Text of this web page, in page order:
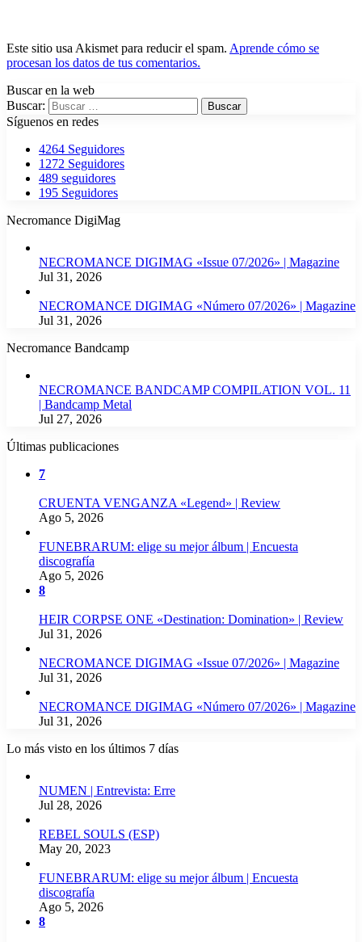
Este sitio usa Akismet para reducir el spam. Aprende cómo se
procesan los datos de tus comentarios.
Buscar en la web
Buscar:
Síguenos en redes
4264 Seguidores
1272 Seguidores
489 seguidores
195 Seguidores
Necromance DigiMag
NECROMANCE DIGIMAG «Issue 07/2026» | Magazine
Jul 31, 2026
NECROMANCE DIGIMAG «Número 07/2026» | Magazine
Jul 31, 2026
Necromance Bandcamp
NECROMANCE BANDCAMP COMPILATION VOL. 11
| Bandcamp Metal
Jul 27, 2026
Últimas publicaciones
7
CRUENTA VENGANZA «Legend» | Review
Ago 5, 2026
FUNEBRARUM: elige su mejor álbum | Encuesta
discografía
Ago 5, 2026
8
HEIR CORPSE ONE «Destination: Domination» | Review
Jul 31, 2026
NECROMANCE DIGIMAG «Issue 07/2026» | Magazine
Jul 31, 2026
NECROMANCE DIGIMAG «Número 07/2026» | Magazine
Jul 31, 2026
Lo más visto en los últimos 7 días
NUMEN | Entrevista: Erre
Jul 28, 2026
REBEL SOULS (ESP)
May 20, 2023
FUNEBRARUM: elige su mejor álbum | Encuesta
discografía
Ago 5, 2026
8